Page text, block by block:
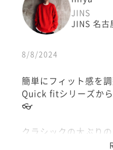
JINS
JINS 名
8/8/2024
簡単にフィット感を
Quick fitシリーズか
👓
クラシックの大ぶり
けれど、重さが気に